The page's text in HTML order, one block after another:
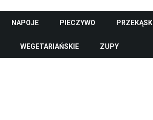
NAPOJE PIECZYWO PRZEKĄSKI
WEGETARIAŃSKIE ZUPY